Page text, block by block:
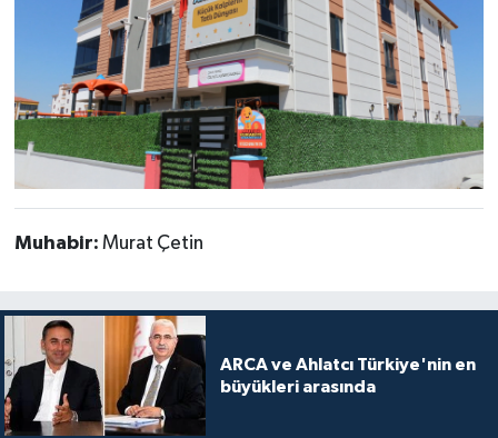
Muhabir: Murat Çetin
ARCA ve Ahlatcı Türkiye'nin en
büyükleri arasında